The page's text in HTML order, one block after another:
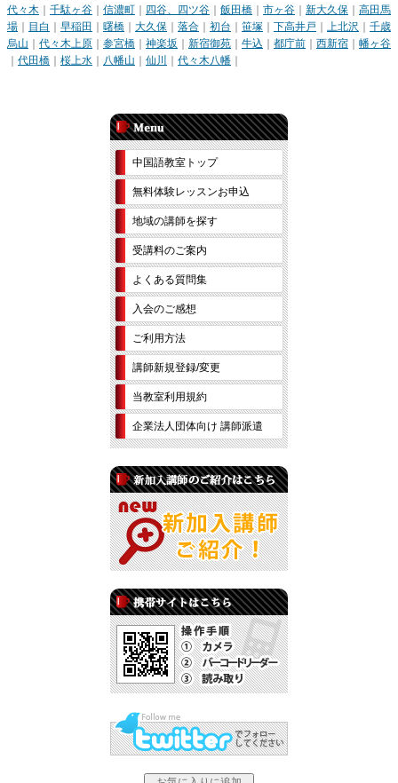
代々木
千駄ヶ谷 信濃町 四谷、四ツ谷 飯田橋 市ヶ谷 新大久保
高田馬
場
目白 早稲田 曙橋 大久保 落合 初台 笹塚 下高井戸 上北沢
千歳
烏山
代々木上原 参宮橋 神楽坂 新宿御苑 牛込 都庁前 西新宿
幡ヶ谷
代田橋 桜上水 八幡山 仙川 代々木八幡
中国語教室トップ
無料体験レッスンお申込
地域の講師を探す
受講料のご案内
よくある質問集
入会のご感想
ご利用方法
講師新規登録/変更
当教室利用規約
企業法人団体向け 講師派遣